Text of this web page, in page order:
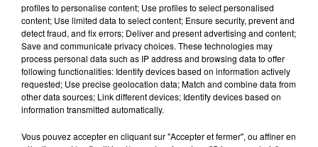
Lecture (4 min 9 sec)
100%
100% Radio les infos du Comminges
7 décembre 2023 - 4 min 9 sec
profiles to personalise content; Use profiles to select personalised
content; Use limited data to select content; Ensure security, prevent and
detect fraud, and fix errors; Deliver and present advertising and content;
Save and communicate privacy choices. These technologies may
process personal data such as IP address and browsing data to offer
following functionalities: Identify devices based on information actively
requested; Use precise geolocation data; Match and combine data from
other data sources; Link different devices; Identify devices based on
information transmitted automatically.
Vous pouvez accepter en cliquant sur "Accepter et fermer", ou affiner en